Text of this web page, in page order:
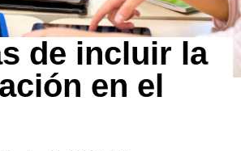
de incluir la
en el